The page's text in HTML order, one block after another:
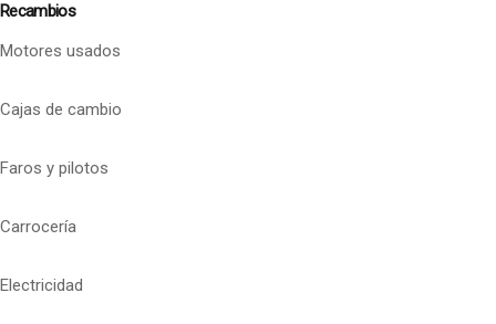
Recambios
Motores usados
Cajas de cambio
Faros y pilotos
Carrocería
Electricidad